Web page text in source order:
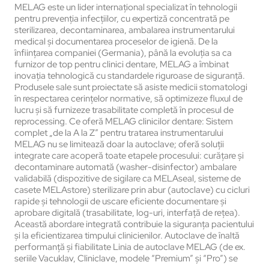
MELAG este un lider internațional specializat în tehnologii
pentru prevenția infecțiilor, cu expertiză concentrată pe
sterilizarea, decontaminarea, ambalarea instrumentarului
medical și documentarea proceselor de igienă. De la
înființarea companiei (Germania), până la evoluția sa ca
furnizor de top pentru clinici dentare, MELAG a îmbinat
inovația tehnologică cu standardele riguroase de siguranță.
Produsele sale sunt proiectate să asiste medicii stomatologi
în respectarea cerințelor normative, să optimizeze fluxul de
lucru și să furnizeze trasabilitate completă în procesul de
reprocessing. Ce oferă MELAG clinicilor dentare: Sistem
complet „de la A la Z” pentru tratarea instrumentarului
MELAG nu se limitează doar la autoclave; oferă soluții
integrate care acoperă toate etapele procesului: curățare și
decontaminare automată (washer-disinfector) ambalare
validabilă (dispozitive de sigilare ca MELAseal, sisteme de
casete MELAstore) sterilizare prin abur (autoclave) cu cicluri
rapide și tehnologii de uscare eficiente documentare și
aprobare digitală (trasabilitate, log-uri, interfață de rețea).
Această abordare integrată contribuie la siguranța pacientului
și la eficientizarea timpului clinicienilor. Autoclave de înaltă
performanță și fiabilitate Linia de autoclave MELAG (de ex.
seriile Vacuklav, Cliniclave, modele “Premium” și “Pro”) se